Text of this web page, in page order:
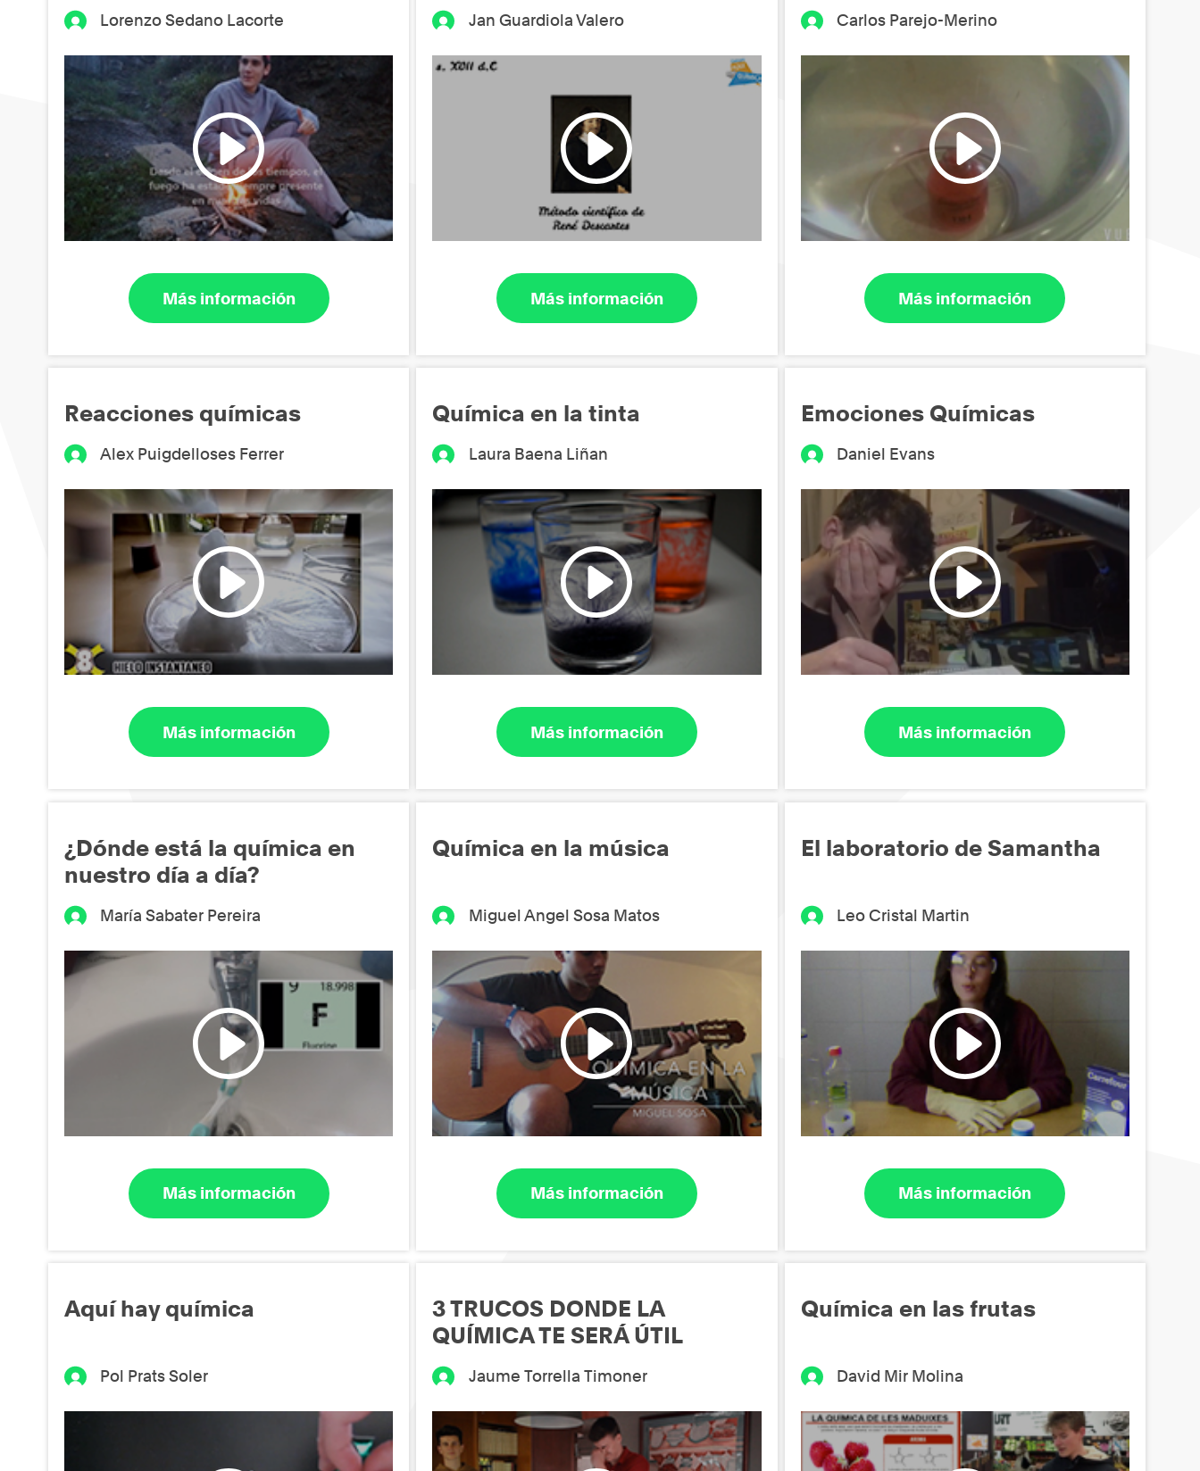
Lorenzo Sedano Lacorte
Más información
Jan Guardiola Valero
Más información
Carlos Parejo-Merino
Más información
Reacciones químicas
Alex Puigdelloses Ferrer
Más información
Química en la tinta
Laura Baena Liñan
Más información
Emociones Químicas
Daniel Evans
Más información
¿Dónde está la química en
nuestro día a día?
María Sabater Pereira
Más información
Química en la música
Miguel Angel Sosa Matos
Más información
El laboratorio de Samantha
Leo Cristal Martin
Más información
Aquí hay química
Pol Prats Soler
3 TRUCOS DONDE LA
QUÍMICA TE SERÁ ÚTIL
Jaume Torrella Timoner
Química en las frutas
David Mir Molina